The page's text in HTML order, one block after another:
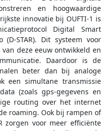
en hoogwaardige
innovatie bij OUFTI-1 is
Digital Smart
(D-STAR). Dit systeem voor
deze eeuw ontwikkeld en
Daardoor is de
beter dan bij analoge
een simultane transmissie
(zoals gps-gegevens en
routing over het internet
roaming. Ook bij rampen of
zorgen voor meer efficiënte